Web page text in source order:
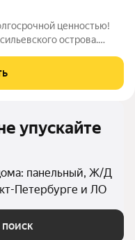
острова.
упускайте
панельный, Ж/Д
Петербурге и ЛО